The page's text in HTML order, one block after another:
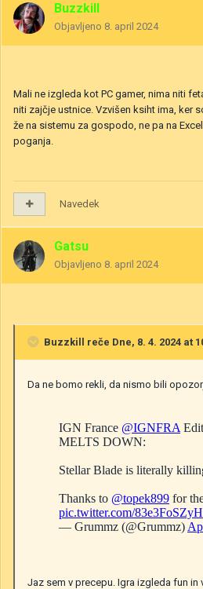
Buzzkill
Objavljeno 8. april 2024
Mali ne izgleda kot PC gamer, nima niti
niti zajčje ustnice. Vzvišen ksiht ima, ker
že na sistemu za gospodo, ne pa na
poganja.
Navedek
Gatsu
Objavljeno 8. april 2024
Buzzkill reče Dne, 8. 4. 2024 at
Da ne bomo rekli, da nismo bili
Jaz sem v precepu. Igra izgleda fun in